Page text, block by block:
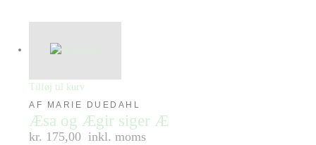
Tilføj til kurv
AF MARIE DUEDAHL
Æsa og Ægir siger Æ
kr. 175,00 inkl. moms